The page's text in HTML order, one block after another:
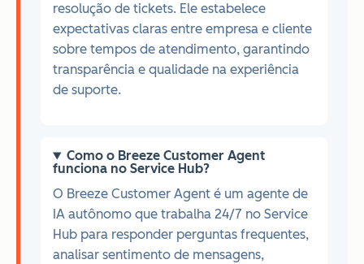
resolução de tickets. Ele estabelece
expectativas claras entre empresa e cliente
sobre tempos de atendimento, garantindo
transparência e qualidade na experiência
de suporte.
Como o Breeze Customer Agent
funciona no Service Hub?
O Breeze Customer Agent é um agente de
IA autônomo que trabalha 24/7 no Service
Hub para responder perguntas frequentes,
analisar sentimento de mensagens,